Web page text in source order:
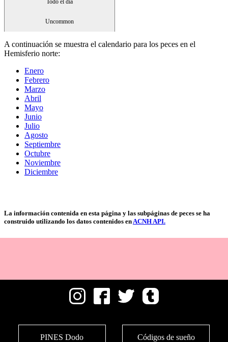
Uncommon
A continuación se muestra el calendario para los peces en el
Hemisferio norte:
Enero
Febrero
Marzo
Abril
Mayo
Junio
Julio
Agosto
Septiembre
Octubre
Noviembre
Diciembre
La información contenida en esta página y las subpáginas de peces se ha
construido utilizando los datos contenidos en ACNH API.
PINES Dodo Códigos de sueño